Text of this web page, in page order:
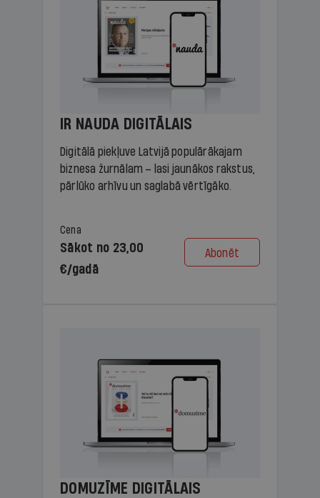
IR NAUDA DIGITĀLAIS
Digitālā piekļuve Latvijā populārākajam
biznesa žurnālam – lasi jaunākos rakstus,
pārlūko arhīvu un saglabā vērtīgāko.
Cena
Sākot no 23,00
€/gadā
Abonēt
DOMUZĪME DIGITĀLAIS